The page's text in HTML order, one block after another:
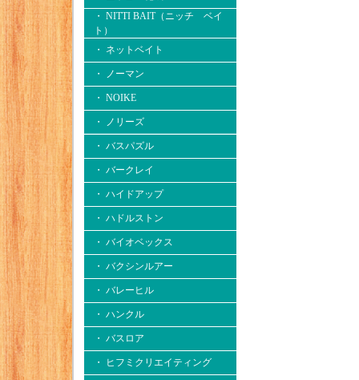
・ NITTI BAIT（ニッチ ベイ
ト）
・ ネットベイト
・ ノーマン
・ NOIKE
・ ノリーズ
・ バスパズル
・ バークレイ
・ ハイドアップ
・ ハドルストン
・ バイオベックス
・ バクシンルアー
・ バレーヒル
・ ハンクル
・ バスロア
・ ヒフミクリエイティング